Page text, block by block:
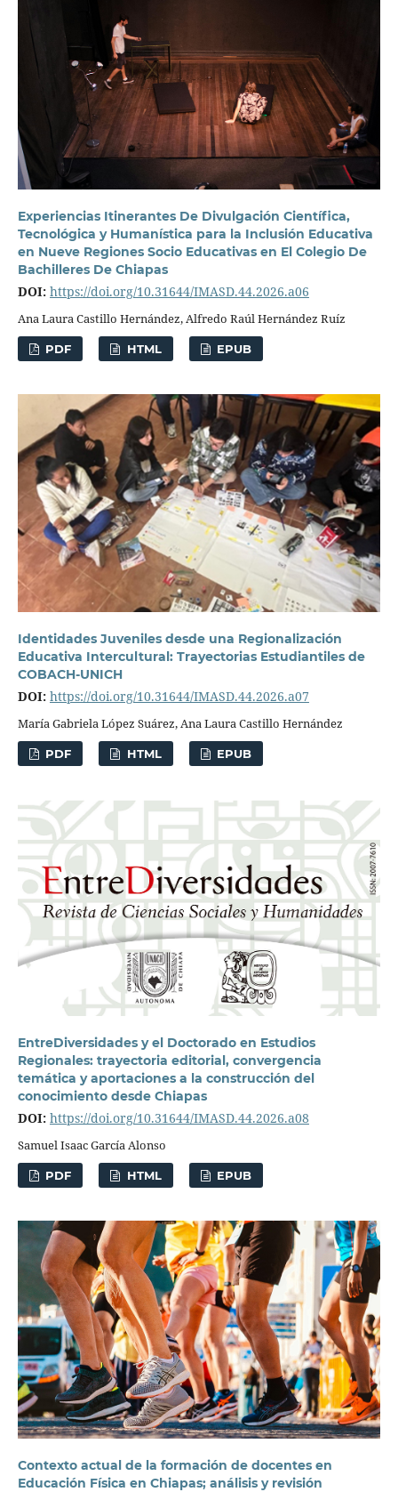
Experiencias Itinerantes De Divulgación Científica,
Tecnológica y Humanística para la Inclusión Educativa
en Nueve Regiones Socio Educativas en El Colegio De
Bachilleres De Chiapas
DOI: https://doi.org/10.31644/IMASD.44.2026.a06
Ana Laura Castillo Hernández, Alfredo Raúl Hernández Ruíz
PDF HTML EPUB
Identidades Juveniles desde una Regionalización
Educativa Intercultural: Trayectorias Estudiantiles de
COBACH-UNICH
DOI: https://doi.org/10.31644/IMASD.44.2026.a07
María Gabriela López Suárez, Ana Laura Castillo Hernández
PDF HTML EPUB
EntreDiversidades y el Doctorado en Estudios
Regionales: trayectoria editorial, convergencia
temática y aportaciones a la construcción del
conocimiento desde Chiapas
DOI: https://doi.org/10.31644/IMASD.44.2026.a08
Samuel Isaac García Alonso
PDF HTML EPUB
Contexto actual de la formación de docentes en
Educación Física en Chiapas; análisis y revisión